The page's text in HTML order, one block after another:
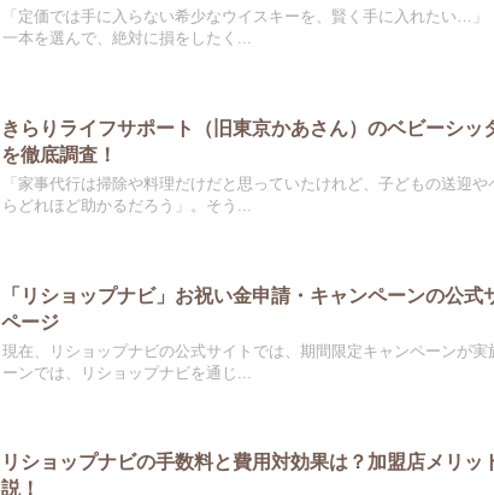
「定価では手に入らない希少なウイスキーを、賢く手に入れたい…
一本を選んで、絶対に損をしたく...
きらりライフサポート（旧東京かあさん）のベビーシッ
を徹底調査！
「家事代行は掃除や料理だけだと思っていたけれど、子どもの送迎
らどれほど助かるだろう」。そう...
「リショップナビ」お祝い金申請・キャンペーンの公式
ページ
現在、リショップナビの公式サイトでは、期間限定キャンペーンが
ーンでは、リショップナビを通じ...
リショップナビの手数料と費用対効果は？加盟店メリッ
説！